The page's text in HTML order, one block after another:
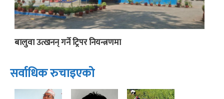
बालुवा उत्खनन् गर्ने ट्रिपर नियन्त्रणमा
सर्वाधिक रुचाइएको